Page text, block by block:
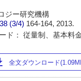
ジー研究機構
38 (3/4) 164-164, 2013.
ド： 従量制、基本料
全文ダウンロード